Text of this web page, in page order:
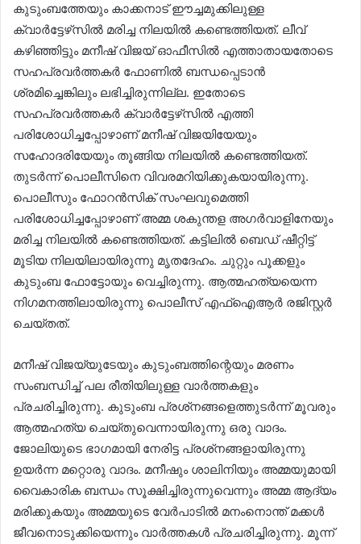
കുടുംബത്തേയും കാക്കനാട് ഈച്ചമുക്കിലുള്ള
ക്വാര്‍ട്ടേഴ്‌സില്‍ മരിച്ച നിലയില്‍ കണ്ടെത്തിയത്. ലീവ്
കഴിഞ്ഞിട്ടും മനീഷ് വിജയ് ഓഫീസില്‍ എത്താതായതോടെ
സഹപ്രവര്‍ത്തകര്‍ ഫോണില്‍ ബന്ധപ്പെടാന്‍
ശ്രമിച്ചെങ്കിലും ലഭിച്ചിരുന്നില്ല. ഇതോടെ
സഹപ്രവര്‍ത്തകര്‍ ക്വാര്‍ട്ടേഴ്‌സില്‍ എത്തി
പരിശോധിച്ചപ്പോഴാണ് മനീഷ് വിജയിയേയും
സഹോദരിയേയും തൂങ്ങിയ നിലയില്‍ കണ്ടെത്തിയത്.
തുടര്‍ന്ന് പൊലീസിനെ വിവരമറിയിക്കുകയായിരുന്നു.
പൊലീസും ഫോറന്‍സിക് സംഘവുമെത്തി
പരിശോധിച്ചപ്പോഴാണ് അമ്മ ശകുന്തള അഗര്‍വാളിനേയും
മരിച്ച നിലയില്‍ കണ്ടെത്തിയത്. കട്ടിലില്‍ ബെഡ് ഷീറ്റിട്ട്
മൂടിയ നിലയിലായിരുന്നു മൃതദേഹം. ചുറ്റും പൂക്കളും
കുടുംബ ഫോട്ടോയും വെച്ചിരുന്നു. ആത്മഹത്യയെന്ന
നിഗമനത്തിലായിരുന്നു പൊലീസ് എഫ്‌ഐആര്‍ രജിസ്റ്റര്‍
ചെയ്തത്.
മനീഷ് വിജയ്‌യുടേയും കുടുംബത്തിന്റെയും മരണം
സംബന്ധിച്ച് പല രീതിയിലുള്ള വാര്‍ത്തകളും
പ്രചരിച്ചിരുന്നു. കുടുംബ പ്രശ്‌നങ്ങളെത്തുടര്‍ന്ന് മൂവരും
ആത്മഹത്യ ചെയ്തുവെന്നായിരുന്നു ഒരു വാദം.
ജോലിയുടെ ഭാഗമായി നേരിട്ട പ്രശ്‌നങ്ങളായിരുന്നു
ഉയര്‍ന്ന മറ്റൊരു വാദം. മനീഷും ശാലിനിയും അമ്മയുമായി
വൈകാരിക ബന്ധം സൂക്ഷിച്ചിരുന്നുവെന്നും അമ്മ ആദ്യം
മരിക്കുകയും അമ്മയുടെ വേര്‍പാടില്‍ മനംനൊന്ത് മക്കള്‍
ജീവനൊടുക്കിയെന്നും വാര്‍ത്തകള്‍ പ്രചരിച്ചിരുന്നു. മൂന്ന്